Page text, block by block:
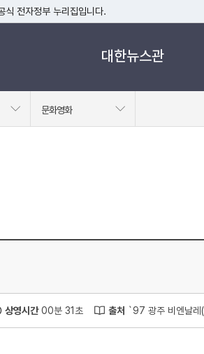
식 전자정부 누리집입니다.
기
리집은 대한민국 정부기관이 관리하는 누리집입니
대한뉴스관
문화영화
상영시간00분 31초 출처 `97 광주 비엔날